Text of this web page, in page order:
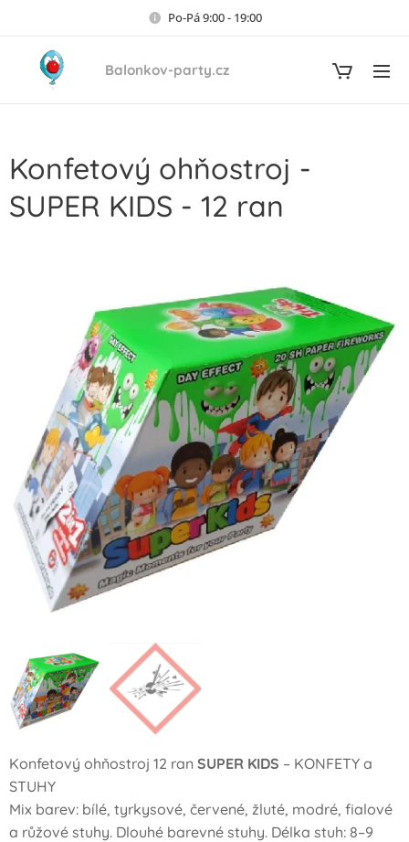
Po-Pá 9:00 - 19:00
Balonkov-party.cz
Konfetový ohňostroj -
SUPER KIDS - 12 ran
Konfetový ohňostroj 12 ran SUPER KIDS – KONFETY a
STUHY
Mix barev: bílé, tyrkysové, červené, žluté, modré, fialové
a růžové stuhy. Dlouhé barevné stuhy. Délka stuh: 8–9